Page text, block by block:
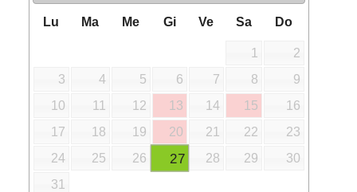
Lu Ma Me Gi Ve Sa Do
1
2
3
4 5 6 7 8
9
10
11 12 13 14 15
16
17
18 19 20 21 22
23
24
25 26 27 28 29
30
31